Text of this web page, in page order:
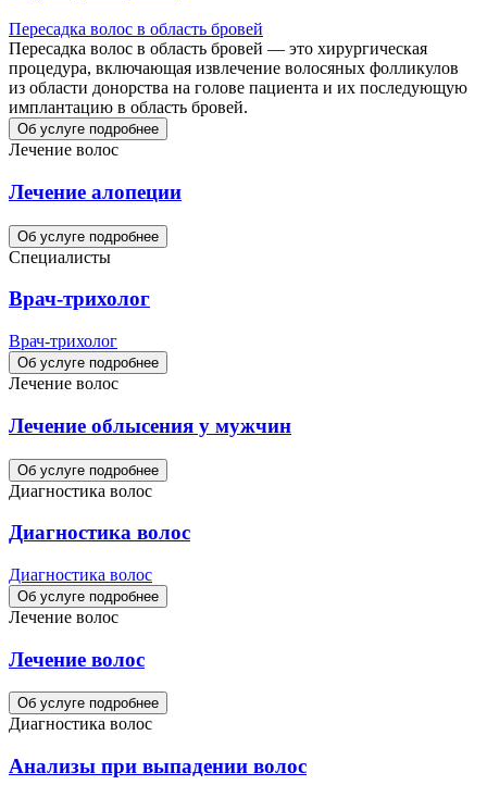
Пересадка волос в область бровей
Пересадка волос в область бровей — это хирургическая
процедура, включающая извлечение волосяных фолликулов
из области донорства на голове пациента и их последующую
имплантацию в область бровей.
Об услуге подробнее
Лечение волос
Лечение алопеции
Об услуге подробнее
Специалисты
Врач-трихолог
Врач-трихолог
Об услуге подробнее
Лечение волос
Лечение облысения у мужчин
Об услуге подробнее
Диагностика волос
Диагностика волос
Диагностика волос
Об услуге подробнее
Лечение волос
Лечение волос
Об услуге подробнее
Диагностика волос
Анализы при выпадении волос